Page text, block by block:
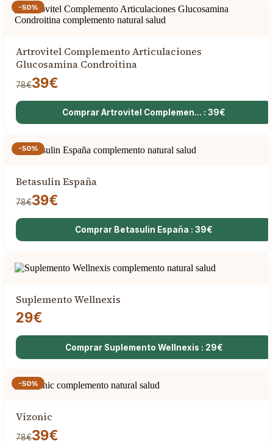
-50%
Artrovitel Complemento Articulaciones
Glucosamina Condroitina
78€39€
Comprar Artrovitel Complemen... : 39€
-50%
Betasulin España
78€39€
Comprar Betasulin España : 39€
Suplemento Wellnexis
29€
Comprar Suplemento Wellnexis : 29€
-50%
Vizonic
78€39€